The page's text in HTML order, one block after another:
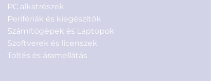
PC alkatrészek
Perifériák és kiegészítők
Számítógépek és Laptopok
Szoftverek és licenszek
Töltés és áramellátás